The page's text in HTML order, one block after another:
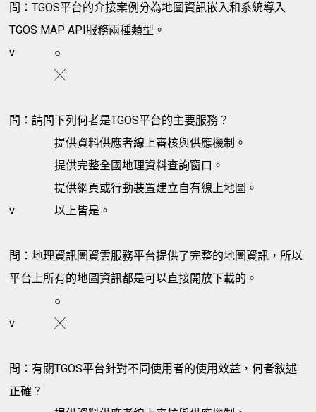
問：TGOS平台的介接案例分為地圖資訊嵌入和系統導入
TGOS MAP API服務兩種類型。
v
○
╳
問：請問下列何者是TGOS平台的主要服務？
提供資料供應者線上審核與供應機制。
提供完整全國地理資料查詢窗口。
提供網頁或行動裝置建立自有線上地圖。
v
以上皆是。
問：地理資訊圖資雲服務平台提供了完整的地圖資訊，所以
平台上所有的地圖資訊都是可以直接開放下載的。
○
v
╳
問：有關TGOS平台針對不同使用者的使用效益，何者敘述
正確？